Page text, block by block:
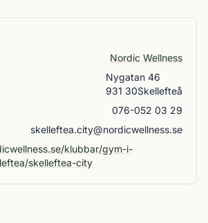
Nordic Wellness
Nygatan 46
931 30Skellefteå
076-052 03 29
skelleftea.city@nordicwellness.se
klubbar/gym-i-
skelleftea-city